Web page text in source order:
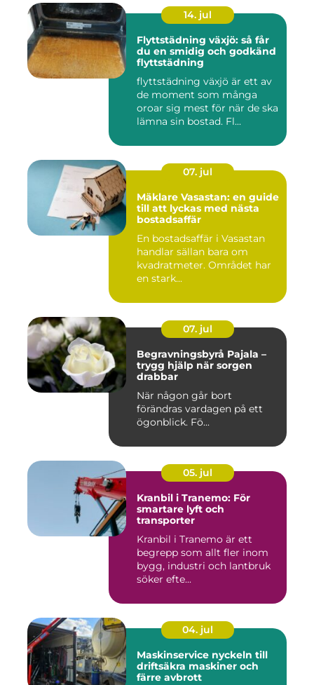
14. jul
Flyttstädning växjö: så får
du en smidig och godkänd
flyttstädning
flyttstädning växjö är ett av
de moment som många
oroar sig mest för när de ska
lämna sin bostad. Fl...
07. jul
Mäklare Vasastan: en guide
till att lyckas med nästa
bostadsaffär
En bostadsaffär i Vasastan
handlar sällan bara om
kvadratmeter. Området har
en stark...
07. jul
Begravningsbyrå Pajala –
trygg hjälp när sorgen
drabbar
När någon går bort
förändras vardagen på ett
ögonblick. Fö...
05. jul
Kranbil i Tranemo: För
smartare lyft och
transporter
Kranbil i Tranemo är ett
begrepp som allt fler inom
bygg, industri och lantbruk
söker efte...
04. jul
Maskinservice nyckeln till
driftsäkra maskiner och
färre avbrott